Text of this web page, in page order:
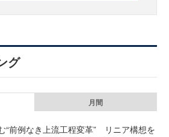
グ
月間
“前例なき上流工程変革” リニア構想を